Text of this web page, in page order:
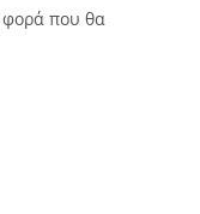
φορά που θα